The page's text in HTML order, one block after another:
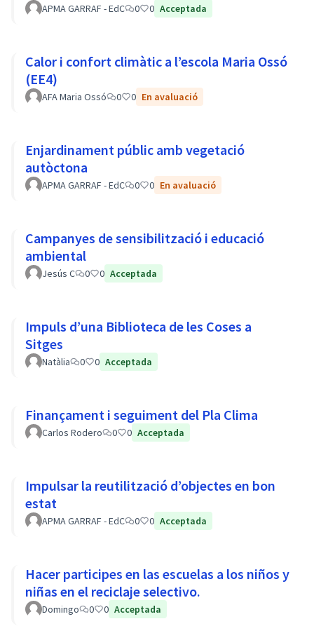
APMA GARRAF - EdC 0 0 Acceptada
Calor i confort climàtic a l’escola Maria Ossó
(EE4)
AFA Maria Ossó 0 0 En avaluació
Enjardinament públic amb vegetació
autòctona
APMA GARRAF - EdC 0 0 En avaluació
Campanyes de sensibilització i educació
ambiental
Jesús C 0 0 Acceptada
Impuls d’una Biblioteca de les Coses a
Sitges
Natàlia 0 0 Acceptada
Finançament i seguiment del Pla Clima
Carlos Rodero 0 0 Acceptada
Impulsar la reutilització d’objectes en bon
estat
APMA GARRAF - EdC 0 0 Acceptada
Hacer participes en las escuelas a los niños y
niñas en el reciclaje selectivo.
Domingo 0 0 Acceptada